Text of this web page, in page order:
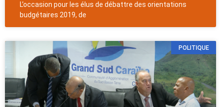
L’occasion pour les élus de débattre des orientations
budgétaires 2019, de
POLITIQUE